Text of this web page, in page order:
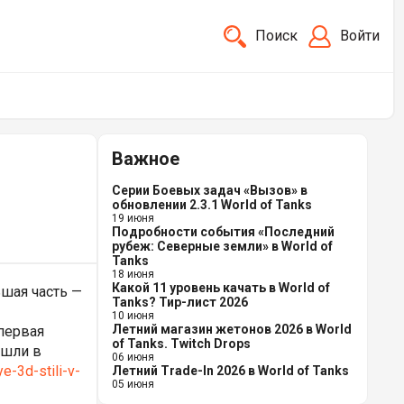
Поиск Войти
часть —
в
3d-stili-v-
Важное
Серии Боевых задач «Вызов» в
обновлении 2.3.1 World of Tanks
19 июня
Подробности события «Последний
рубеж: Северные земли» в World of
Tanks
18 июня
Какой 11 уровень качать в World of
Tanks? Тир-лист 2026
10 июня
Летний магазин жетонов 2026 в World
of Tanks. Twitch Drops
06 июня
Летний Trade-In 2026 в World of Tanks
05 июня